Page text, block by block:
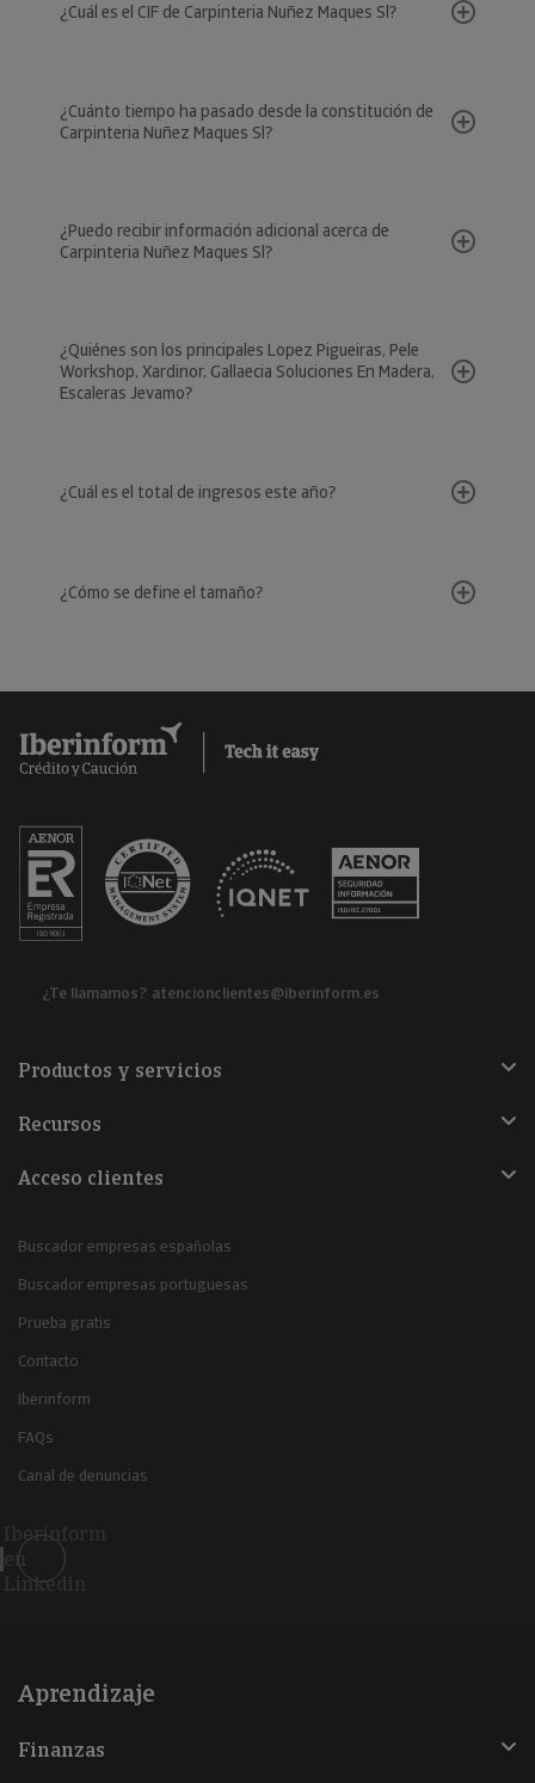
¿Cuál es el CIF de Carpinteria Nuñez Maques Sl?
¿Cuánto tiempo ha pasado desde la constitución de
Carpinteria Nuñez Maques Sl?
¿Puedo recibir información adicional acerca de
Carpinteria Nuñez Maques Sl?
¿Quiénes son los principales Lopez Pigueiras, Pele
Workshop, Xardinor, Gallaecia Soluciones En Madera,
Escaleras Jevamo?
¿Cuál es el total de ingresos este año?
¿Cómo se define el tamaño?
¿Te llamamos? atencionclientes@iberinform.es
Productos y servicios
Recursos
Acceso clientes
Buscador empresas españolas
Buscador empresas portuguesas
Prueba gratis
Contacto
Iberinform
FAQs
Canal de denuncias
Iberinform
en
Linkedin
Aprendizaje
Finanzas